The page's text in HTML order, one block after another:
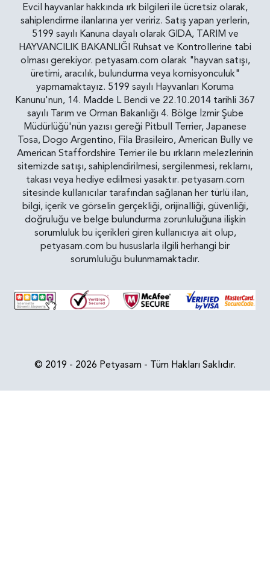
Evcil hayvanlar hakkında ırk bilgileri ile ücretsiz olarak,
sahiplendirme ilanlarına yer veririz. Satış yapan yerlerin,
5199 sayılı Kanuna dayalı olarak GIDA, TARIM ve
HAYVANCILIK BAKANLIĞI Ruhsat ve Kontrollerine tabi
olması gerekiyor. petyasam.com olarak "hayvan satışı,
üretimi, aracılık, bulundurma veya komisyonculuk"
yapmamaktayız. 5199 sayılı Hayvanları Koruma
Kanunu'nun, 14. Madde L Bendi ve 22.10.2014 tarihli 367
sayılı Tarım ve Orman Bakanlığı 4. Bölge İzmir Şube
Müdürlüğü'nün yazısı gereği Pitbull Terrier, Japanese
Tosa, Dogo Argentino, Fila Brasileiro, American Bully ve
American Staffordshire Terrier ile bu ırkların melezlerinin
sitemizde satışı, sahiplendirilmesi, sergilenmesi, reklamı,
takası veya hediye edilmesi yasaktır. petyasam.com
sitesinde kullanıcılar tarafından sağlanan her türlü ilan,
bilgi, içerik ve görselin gerçekliği, orijinalliği, güvenliği,
doğruluğu ve belge bulundurma zorunluluğuna ilişkin
sorumluluk bu içerikleri giren kullanıcıya ait olup,
petyasam.com bu hususlarla ilgili herhangi bir
sorumluluğu bulunmamaktadır.
© 2019 - 2026 Petyasam - Tüm Hakları Saklıdır.